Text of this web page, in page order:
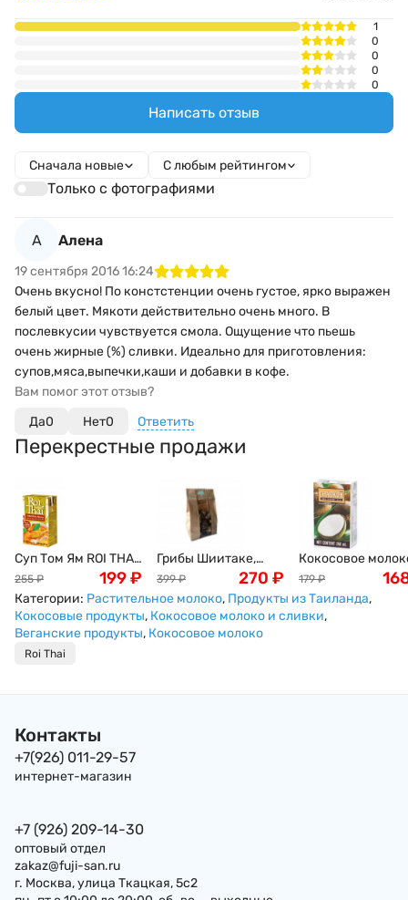
1
0
0
0
0
Написать отзыв
Сначала новые С любым рейтингом
Только с фотографиями
А Алена
19 сентября 2016 16:24
Очень вкусно! По констстенции очень густое, ярко выражен
белый цвет. Мякоти действительно очень много. В
послевкусии чувствуется смола. Ощущение что пьешь
очень жирные (%) сливки. Идеально для приготовления:
супов,мяса,выпечки,каши и добавки в кофе.
Вам помог этот отзыв?
Да0 Нет0 Ответить
Перекрестные продажи
Суп Том Ям ROI THAI,
250мл
255 ₽ 199₽
Грибы Шиитаке,
древесные, 100г
399 ₽ 270 ₽
Кокосовое
CHAOKOH, 250мл
179 ₽
Категории: Растительное молоко, Продукты из Таиланда,
Кокосовые продукты, Кокосовое молоко и сливки,
Веганские продукты, Кокосовое молоко
Roi Thai
Контакты
+7(926) 011-29-57
интернет-магазин
+7 (926) 209-14-30
оптовый отдел
zakaz@fuji-san.ru
г. Москва, улица Ткацкая, 5с2